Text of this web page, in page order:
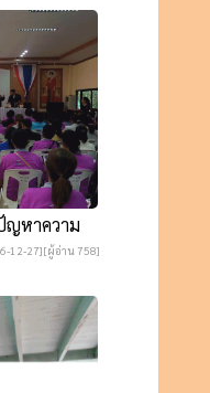
ญหาความ
12-27][ผู้อ่าน 758]